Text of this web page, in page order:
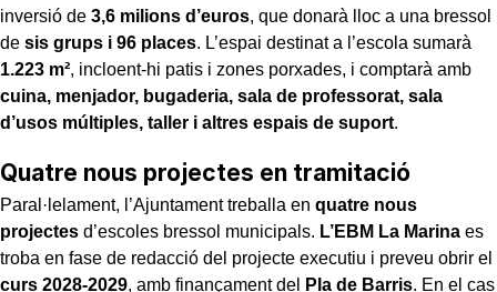
inversió de 3,6 milions d’euros, que donarà lloc a una bressol
de sis grups i 96 places. L’espai destinat a l’escola sumarà
1.223 m², incloent-hi patis i zones porxades, i comptarà amb
cuina, menjador, bugaderia, sala de professorat, sala
d’usos múltiples, taller i altres espais de suport.
Quatre nous projectes en tramitació
Paral·lelament, l’Ajuntament treballa en quatre nous
projectes d’escoles bressol municipals. L’EBM La Marina es
troba en fase de redacció del projecte executiu i preveu obrir el
curs 2028-2029, amb finançament del Pla de Barris. En el cas